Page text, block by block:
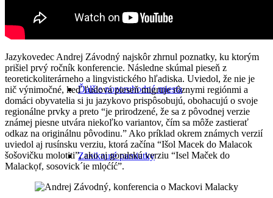
Malacké cintoríny
Ďalšie pozoruhodné miesta
Zaniknuté pamiatky
Jazykovedec Andrej Závodný najskôr zhrnul poznatky, ku ktorým
prišiel prvý ročník konferencie. Následne skúmal pieseň z
teoretickoliterárneho a lingvistického hľadiska. Uviedol, že nie je
nič výnimočné, keď ľudová pieseň migruje rôznymi regiónmi a
domáci obyvatelia si ju jazykovo prispôsobujú, obohacujú o svoje
regionálne prvky a preto “je prirodzené, že sa z pôvodnej verzie
známej piesne utvára niekoľko variantov, čím sa môže zastierať
odkaz na originálnu pôvodinu.” Ako príklad okrem známych verzií
uviedol aj rusínsku verziu, ktorá začína “Išol Macek do Malacok
šošovičku molotiti”, ako aj goralskú verziu “Isel Maček do
Malackọf, sosovick´ie mlọćíć”.